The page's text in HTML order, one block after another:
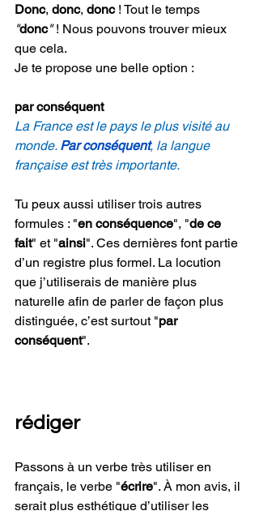
Donc, donc, donc ! Tout le temps
"donc" ! Nous pouvons trouver mieux
que cela.
Je te propose une belle option :
par conséquent
La France est le pays le plus visité au
monde. Par conséquent, la langue
française est très importante.
Tu peux aussi utiliser trois autres
formules : "en conséquence", "de ce
fait" et "ainsi". Ces dernières font partie
d’un registre plus formel. La locution
que j’utiliserais de manière plus
naturelle afin de parler de façon plus
distinguée, c’est surtout "par
conséquent".
rédiger
Passons à un verbe très utiliser en
français, le verbe "écrire". À mon avis, il
serait plus esthétique d’utiliser les